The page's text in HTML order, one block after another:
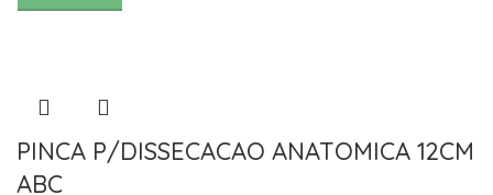
PINCA P/DISSECACAO ANATOMICA 12CM
ABC